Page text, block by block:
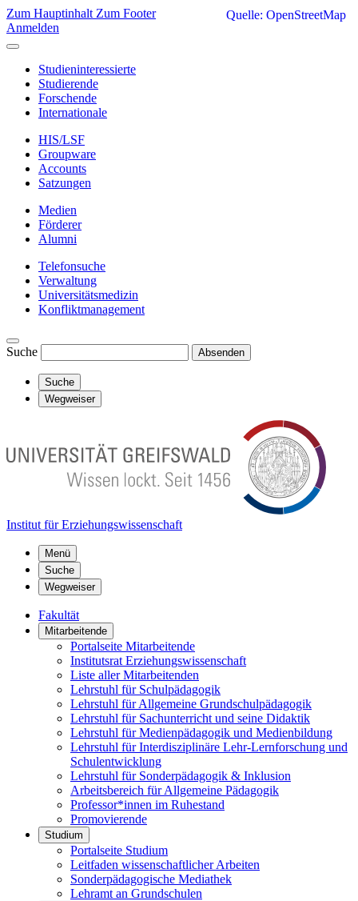
Zum Hauptinhalt Zum Footer
Anmelden
Studieninteressierte
Studierende
Forschende
Internationale
HIS/LSF
Groupware
Accounts
Satzungen
Medien
Förderer
Alumni
Telefonsuche
Verwaltung
Universitätsmedizin
Konfliktmanagement
Suche Absenden
Suche
Wegweiser
Institut für Erziehungswissenschaft
Menü
Suche
Wegweiser
Fakultät
Mitarbeitende
Portalseite Mitarbeitende
Institutsrat Erziehungswissenschaft
Liste aller Mitarbeitenden
Lehrstuhl für Schulpädagogik
Lehrstuhl für Allgemeine Grundschulpädagogik
Lehrstuhl für Sachunterricht und seine Didaktik
Lehrstuhl für Medienpädagogik und Medienbildung
Lehrstuhl für Interdisziplinäre Lehr-Lernforschung und
Schulentwicklung
Lehrstuhl für Sonderpädagogik & Inklusion
Arbeitsbereich für Allgemeine Pädagogik
Professor*innen im Ruhestand
Promovierende
Studium
Portalseite Studium
Leitfaden wissenschaftlicher Arbeiten
Sonderpädagogische Mediathek
Lehramt an Grundschulen
Quelle: OpenStreetMap